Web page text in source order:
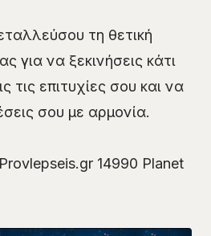
τη θετική
για να ξεκινήσεις κάτι
τις επιτυχίες σου και να
σου με αρμονία.
14990 Planet